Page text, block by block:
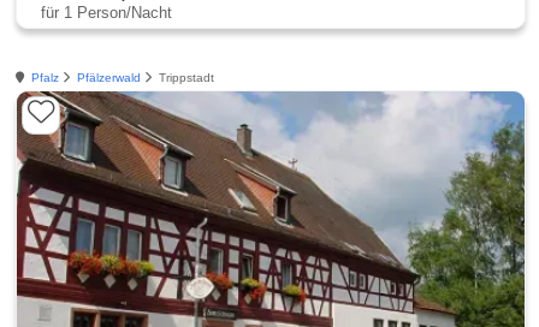
für 1 Person/Nacht
Pfalz Pfälzerwald Trippstadt